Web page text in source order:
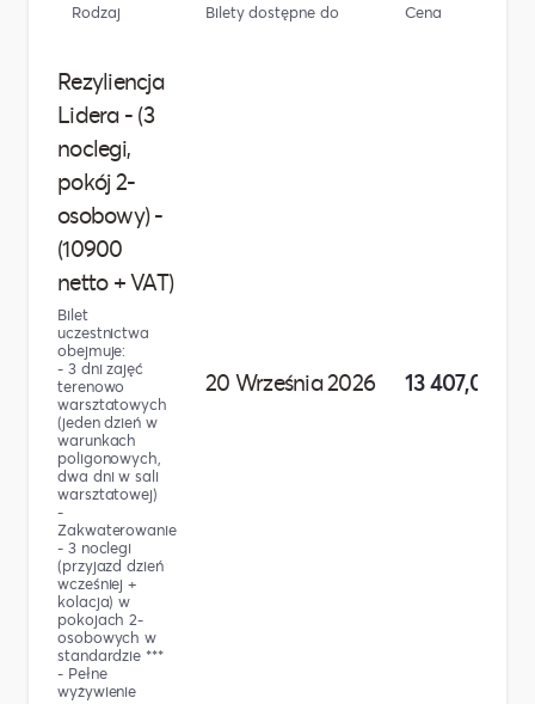
Rodzaj Bilety dostępne do Cena
Rezyliencja
Lidera - (3
noclegi,
pokój 2-
osobowy) -
(10900
netto + VAT)
Bilet
uczestnictwa
obejmuje:
- 3 dni zajęć
terenowo
warsztatowych
(jeden dzień w
warunkach
poligonowych,
dwa dni w sali
warsztatowej)
-
Zakwaterowanie
- 3 noclegi
(przyjazd dzień
wcześniej +
kolacja) w
pokojach 2-
osobowych w
standardzie ***
- Pełne
wyżywienie
20 Września 2026 13 407,00 zł